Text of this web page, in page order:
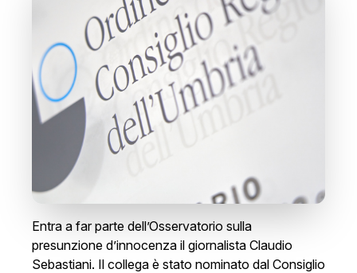
Entra a far parte dell’Osservatorio sulla
presunzione d’innocenza il giornalista Claudio
Sebastiani. Il collega è stato nominato dal Consiglio